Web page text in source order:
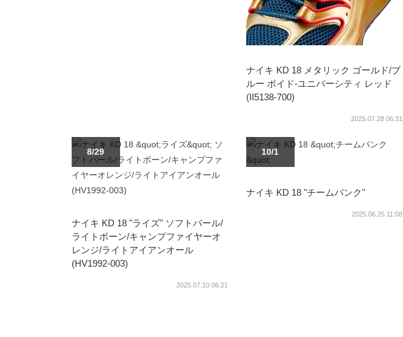
ナイキ KD 18 メタリック ゴールド/ブ
ルー ボイド-ユニバーシティ レッド
(II5138-700)
2025.07.28 06:31
8/29
ナイキ KD 18 "ライズ" ソフトパール/
ライトボーン/キャンプファイヤーオ
レンジ/ライトアイアンオール
(HV1992-003)
2025.07.10 06:21
10/1
ナイキ KD 18 "チームバンク"
2025.06.25 11:08